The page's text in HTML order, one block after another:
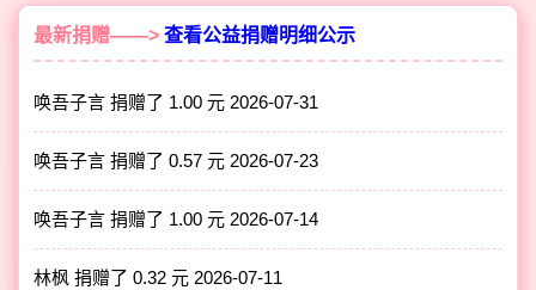
最新捐赠——> 查看公益捐赠明细公示
唤吾子言 捐赠了 1.00 元 2026-07-31
唤吾子言 捐赠了 0.57 元 2026-07-23
唤吾子言 捐赠了 1.00 元 2026-07-14
林枫 捐赠了 0.32 元 2026-07-11